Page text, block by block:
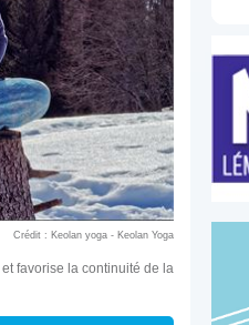
Crédit : Keolan yoga - Keolan Yoga
favorise la continuité de la